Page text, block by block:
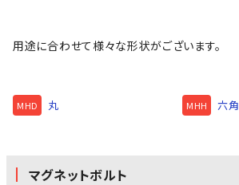
用途に合わせて様々な形状がございます。
MHD 丸 MHH 六角
マグネットボルト